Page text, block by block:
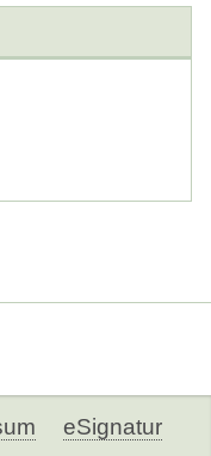
eSignatur